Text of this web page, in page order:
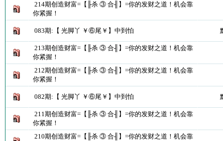
214期创造财富=【╟杀 ③ 合╢】=你的发财之道！机会靠
你紧握！
083期:【 光脚丫 ￥⑥尾￥】中到怕
213期创造财富=【╟杀 ③ 合╢】=你的发财之道！机会靠
你紧握！
212期创造财富=【╟杀 ③ 合╢】=你的发财之道！机会靠
你紧握！
082期:【 光脚丫 ￥⑥尾￥】中到怕
211期创造财富=【╟杀 ③ 合╢】=你的发财之道！机会靠
你紧握！
210期创造财富=【╟杀 ③ 合╢】=你的发财之道！机会靠